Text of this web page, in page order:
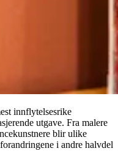
innflytelsesrike
utgave. Fra malere
blir ulike
i andre halvdel